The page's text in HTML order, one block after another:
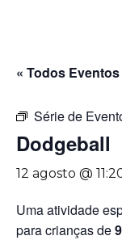
« Todos Eventos
Série de
Dodgeball
12 agosto @
Uma atividade
para crianças de